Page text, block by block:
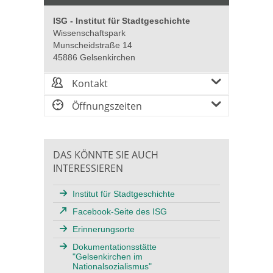
ISG - Institut für Stadtgeschichte
Wissenschaftspark
Munscheidstraße 14
45886 Gelsenkirchen
Kontakt
Öffnungszeiten
DAS KÖNNTE SIE AUCH
INTERESSIEREN
Institut für Stadtgeschichte
Facebook-Seite des ISG
Erinnerungsorte
Dokumentationsstätte
"Gelsenkirchen im
Nationalsozialismus"